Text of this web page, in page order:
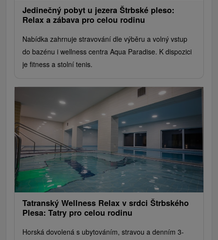
Jedinečný pobyt u jezera Štrbské pleso:
Relax a zábava pro celou rodinu
Nabídka zahrnuje stravování dle výběru a volný vstup
do bazénu i wellness centra Aqua Paradise. K dispozici
je fitness a stolní tenis.
Tatranský Wellness Relax v srdci Štrbského
Plesa: Tatry pro celou rodinu
Horská dovolená s ubytováním, stravou a denním 3-